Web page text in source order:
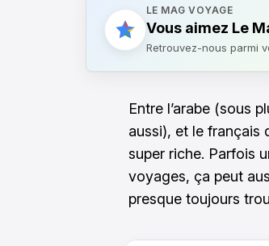
LE MAG VOYAGE
Vous aimez Le
Retrouvez-nous parmi
Entre l’arabe (sous
aussi), et le français
super riche. Parfois
voyages, ça peut
presque toujours